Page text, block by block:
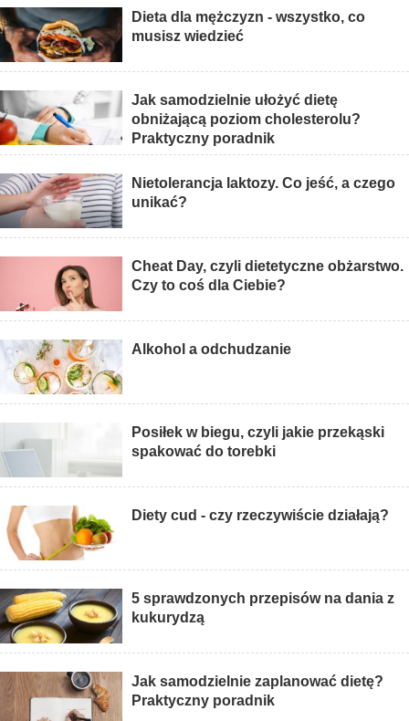
Dieta dla mężczyzn - wszystko, co
musisz wiedzieć
Jak samodzielnie ułożyć dietę
obniżającą poziom cholesterolu?
Praktyczny poradnik
Nietolerancja laktozy. Co jeść, a czego
unikać?
Cheat Day, czyli dietetyczne obżarstwo.
Czy to coś dla Ciebie?
Alkohol a odchudzanie
Posiłek w biegu, czyli jakie przekąski
spakować do torebki
Diety cud - czy rzeczywiście działają?
5 sprawdzonych przepisów na dania z
kukurydzą
Jak samodzielnie zaplanować dietę?
Praktyczny poradnik